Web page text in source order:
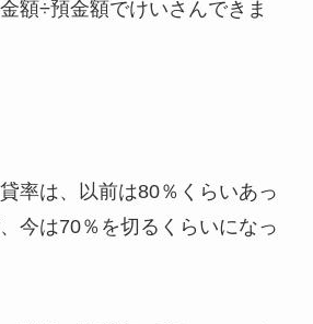
額÷預金額でけいさんできま
率は、以前は80％くらいあっ
今は70％を切るくらいになっ